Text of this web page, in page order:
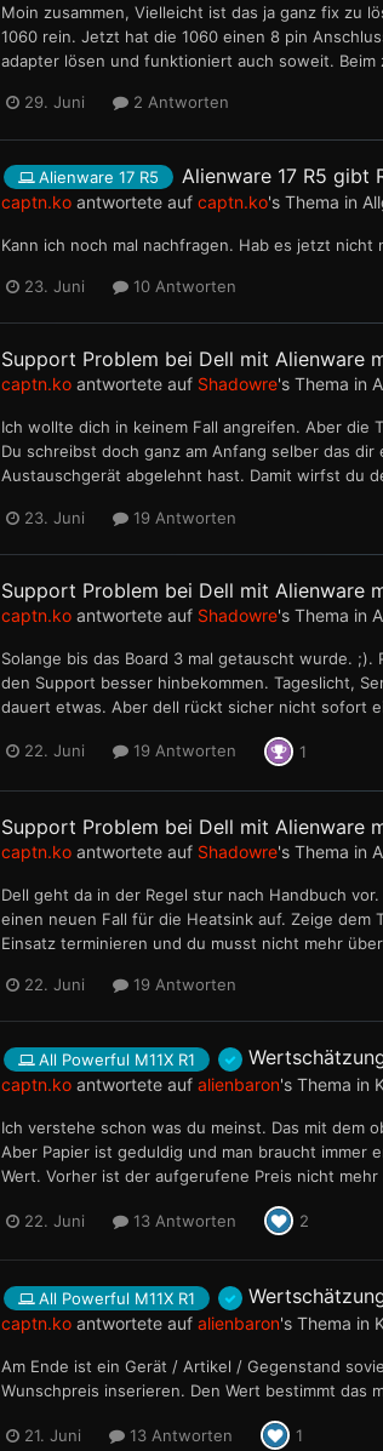
Moin zusammen, Vielleicht ist das ja ganz fix zu
1060 rein. Jetzt hat die 1060 einen 8 pin
adapter lösen und funktioniert auch soweit.
29. Juni 2 Antworten
Alienware 17 R5 Alienware 17 R5 gibt
captn.ko antwortete aufcaptn.ko's Thema in
Kann ich noch mal nachfragen. Hab es jetzt nicht
23. Juni 10 Antworten
Support Problem bei Dell mit Alienware
captn.ko antwortete auf Shadowre's Thema in
Ich wollte dich in keinem Fall angreifen. Aber die
Du schreibst doch ganz am Anfang selber das
Austauschgerät abgelehnt hast. Damit wirfst du
23. Juni 19 Antworten
Support Problem bei Dell mit Alienware
captn.ko antwortete auf Shadowre's Thema in
Solange bis das Board 3 mal getauscht wurde.
den Support besser hinbekommen. Tageslicht,
dauert etwas. Aber dell rückt sicher nicht sofort
22. Juni 19 Antworten 1
Support Problem bei Dell mit Alienware
captn.ko antwortete auf Shadowre's Thema in
Dell geht da in der Regel stur nach Handbuch
einen neuen Fall für die Heatsink auf. Zeige
Einsatz terminieren und du musst nicht mehr
22. Juni 19 Antworten
All Powerful M11X R1
captn.ko antwortete aufalienbaron's Thema in
Ich verstehe schon was du meinst. Das mit dem
Aber Papier ist geduldig und man braucht immer
Wert. Vorher ist der aufgerufene Preis nicht
22. Juni 13 Antworten 2
All Powerful M11X R1
captn.ko antwortete aufalienbaron's Thema in
Am Ende ist ein Gerät / Artikel / Gegenstand
Wunschpreis inserieren. Den Wert bestimmt das
21. Juni 13 Antworten 1